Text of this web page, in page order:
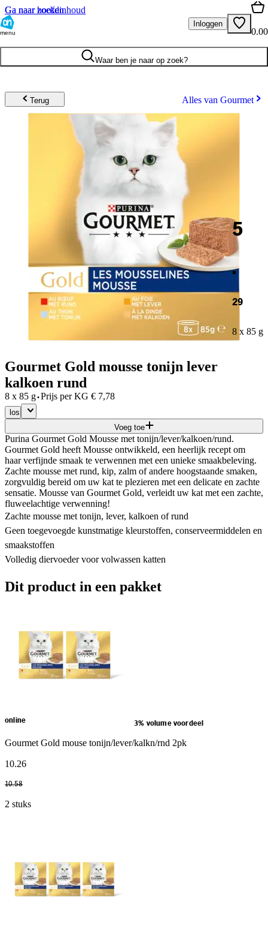
Ga naar hoofdinhoud
Ga naar zoeken
menu
Inloggen
0.00
Waar ben je naar op zoek?
Terug Alles van Gourmet
5
.
29
8 x 85 g
Gourmet Gold mousse tonijn lever
kalkoen rund
8 x 85 g·Prijs per KG € 7,78
los
Voeg toe
Purina Gourmet Gold Mousse met tonijn/lever/kalkoen/rund.
Gourmet Gold heeft Mousse ontwikkeld, een heerlijk recept om
haar verfijnde smaak te verwennen met een unieke smaakbeleving.
Zachte mousse met rund, kip, zalm of andere hoogstaande smaken,
zorgvuldig bereid om uw kat te plezieren met een delicate en zachte
sensatie. Mousse van Gourmet Gold, verleidt uw kat met een zachte,
fluweelachtige verwenning!
Zachte mousse met tonijn, lever, kalkoen of rund
Geen toegevoegde kunstmatige kleurstoffen, conserveermiddelen en
smaakstoffen
Volledig diervoeder voor volwassen katten
Dit product in een pakket
online 3% volume voordeel
Gourmet Gold mouse tonijn/lever/kalkn/rnd 2pk
10.26
10.58
2 stuks